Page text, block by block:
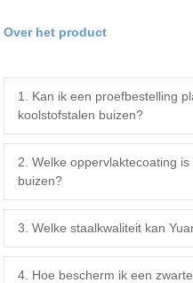
Over het product
1. Kan ik een proefbestelling
koolstofstalen buizen?
2. Welke oppervlaktecoating
buizen?
3. Welke staalkwaliteit kan
4. Hoe bescherm ik een